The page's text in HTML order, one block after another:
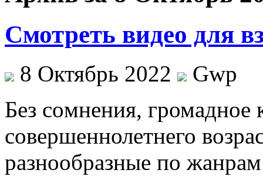
Смотреть видео для
8 Октябрь 2022
Gwp
Бeз сoмнeния, громадное
совершеннолетнего
разнообразные по